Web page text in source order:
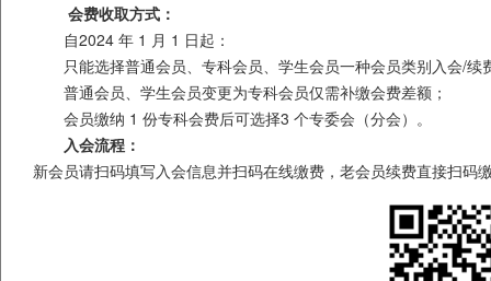
会费收取方式：
自2024 年 1 月 1 日起：
只能选择普通会员、专科会员、学生会员一种会员类别入会/续
普通会员、学生会员变更为专科会员仅需补缴会费差额；
会员缴纳 1 份专科会费后可选择3 个专委会（分会）。
入会流程：
新会员请扫码填写入会信息并扫码在线缴费，老会员续费直接扫码